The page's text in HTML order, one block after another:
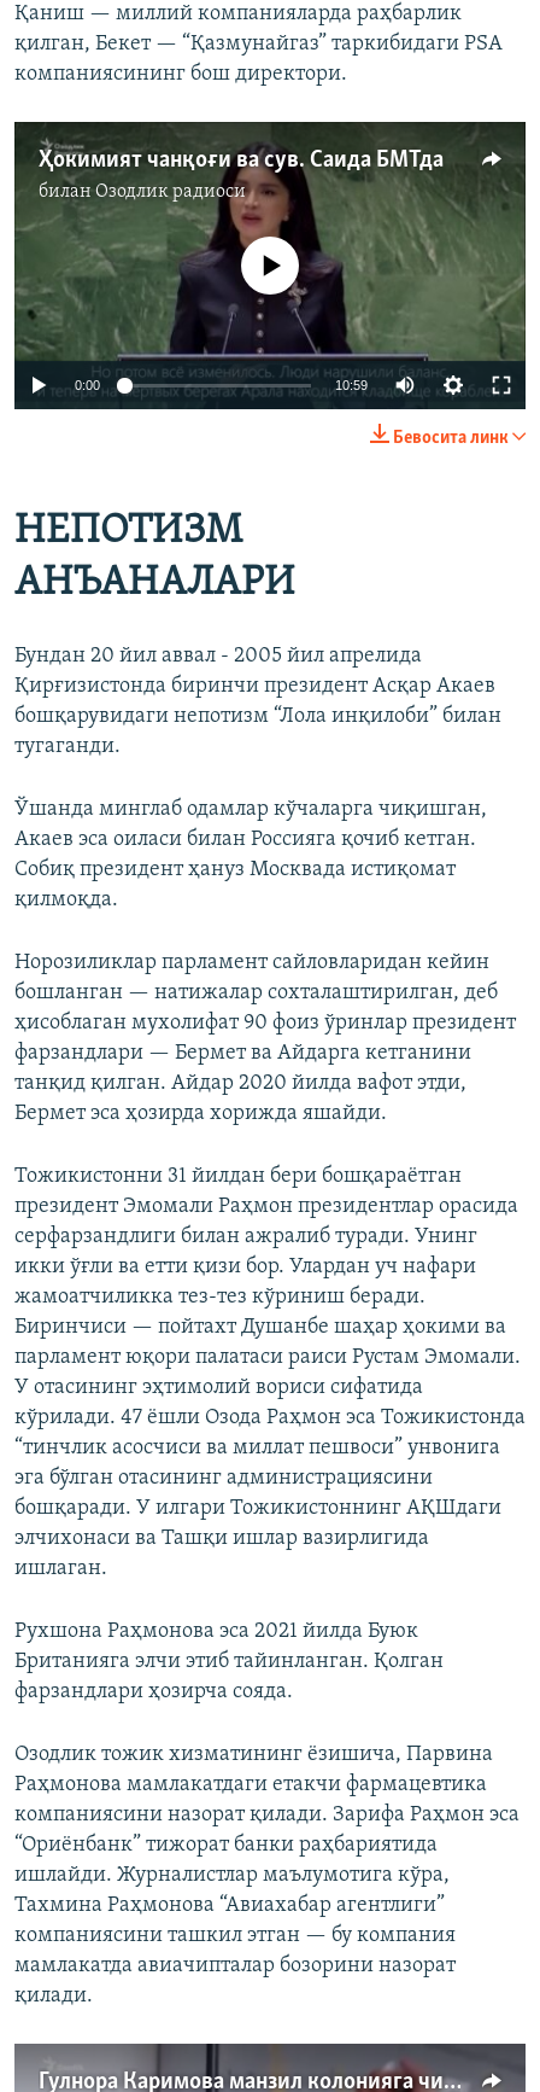
Қаниш — миллий компанияларда раҳбарлик
қилган, Бекет — “Қазмунайгаз” таркибидаги PSA
компаниясининг бош директори.
Ҳокимият чанқоғи ва сув. Саида БМТда
биланОзодлик радиоси
720p
Айни дамда медиа-манба мавжуд эмас
0:00 10:59 Auto
Бевосита линк
НЕПОТИЗМ
АНЪАНАЛАРИ
Бундан 20 йил аввал - 2005 йил апрелида
Қирғизистонда биринчи президент Асқар Акаев
бошқарувидаги непотизм “Лола инқилоби” билан
тугаганди.
Ўшанда минглаб одамлар кўчаларга чиқишган,
Акаев эса оиласи билан Россияга қочиб кетган.
Собиқ президент ҳануз Москвада истиқомат
қилмоқда.
Норозиликлар парламент сайловларидан кейин
бошланган — натижалар сохталаштирилган, деб
ҳисоблаган мухолифат 90 фоиз ўринлар президент
фарзандлари — Бермет ва Айдарга кетганини
танқид қилган. Айдар 2020 йилда вафот этди,
Бермет эса ҳозирда хорижда яшайди.
Тожикистонни 31 йилдан бери бошқараётган
президент Эмомали Раҳмон президентлар орасида
серфарзандлиги билан ажралиб туради. Унинг
икки ўғли ва етти қизи бор. Улардан уч нафари
жамоатчиликка тез-тез кўриниш беради.
Биринчиси — пойтахт Душанбе шаҳар ҳокими ва
парламент юқори палатаси раиси Рустам Эмомали.
У отасининг эҳтимолий вориси сифатида
кўрилади. 47 ёшли Озода Раҳмон эса Тожикистонда
“тинчлик асосчиси ва миллат пешвоси” унвонига
эга бўлган отасининг администрациясини
бошқаради. У илгари Тожикистоннинг АҚШдаги
элчихонаси ва Ташқи ишлар вазирлигида
ишлаган.
Рухшона Раҳмонова эса 2021 йилда Буюк
Британияга элчи этиб тайинланган. Қолган
фарзандлари ҳозирча сояда.
Озодлик тожик хизматининг ёзишича, Парвина
Раҳмонова мамлакатдаги етакчи фармацевтика
компаниясини назорат қилади. Зарифа Раҳмон эса
“Ориёнбанк” тижорат банки раҳбариятида
ишлайди. Журналистлар маълумотига кўра,
Тахмина Раҳмонова “Авиахабар агентлиги”
компаниясини ташкил этган — бу компания
мамлакатда авиачипталар бозорини назорат
қилади.
Гулнора Каримова манзил колонияга чиқарилди - манбалар